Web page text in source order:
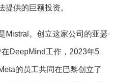
提供的巨额投资。
Mistral。创立这家公司的亚瑟·
DeepMind工作，2023年5
的员工共同在巴黎创立了